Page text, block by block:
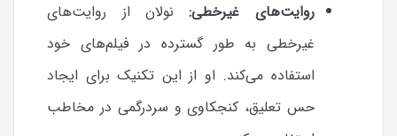
روایت‌های غیرخطی:نولان از روایت‌های
غیرخطی به طور گسترده در فیلم‌های خود
استفاده می‌کند. او از این تکنیک برای ایجاد
حس تعلیق، کنجکاوی و سردرگمی در مخاطب